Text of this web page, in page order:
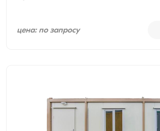
цена: по запросу